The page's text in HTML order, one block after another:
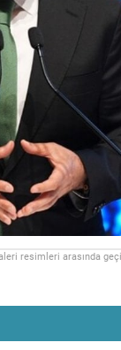
resimleri arasında